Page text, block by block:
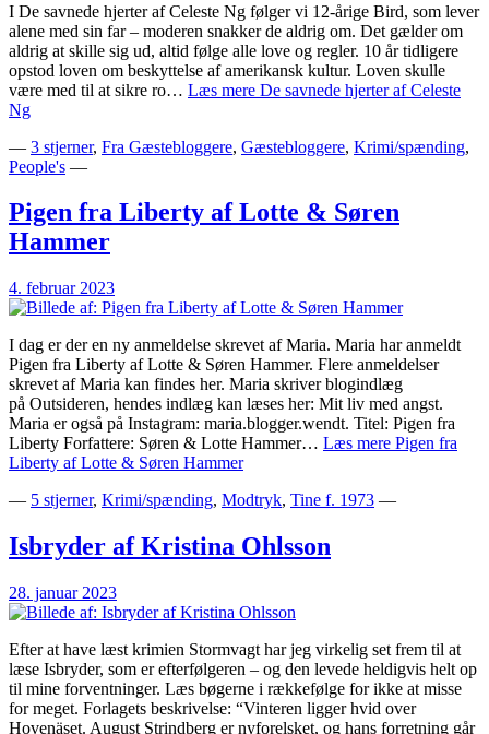
I De savnede hjerter af Celeste Ng følger vi 12-årige Bird, som lever
alene med sin far – moderen snakker de aldrig om. Det gælder om
aldrig at skille sig ud, altid følge alle love og regler. 10 år tidligere
opstod loven om beskyttelse af amerikansk kultur. Loven skulle
være med til at sikre ro… Læs mere De savnede hjerter af Celeste
Ng
— 3 stjerner, Fra Gæstebloggere, Gæstebloggere, Krimi/spænding,
People's —
Pigen fra Liberty af Lotte & Søren
Hammer
4. februar 2023
I dag er der en ny anmeldelse skrevet af Maria. Maria har anmeldt
Pigen fra Liberty af Lotte & Søren Hammer. Flere anmeldelser
skrevet af Maria kan findes her. Maria skriver blogindlæg
på Outsideren, hendes indlæg kan læses her: Mit liv med angst.
Maria er også på Instagram: maria.blogger.wendt. Titel: Pigen fra
Liberty Forfattere: Søren & Lotte Hammer… Læs mere Pigen fra
Liberty af Lotte & Søren Hammer
— 5 stjerner, Krimi/spænding, Modtryk, Tine f. 1973 —
Isbryder af Kristina Ohlsson
28. januar 2023
Efter at have læst krimien Stormvagt har jeg virkelig set frem til at
læse Isbryder, som er efterfølgeren – og den levede heldigvis helt op
til mine forventninger. Læs bøgerne i rækkefølge for ikke at misse
for meget.⁣ Forlagets beskrivelse: “Vinteren ligger hvid over
Hovenäset. August Strindberg er nyforelsket, og hans forretning går